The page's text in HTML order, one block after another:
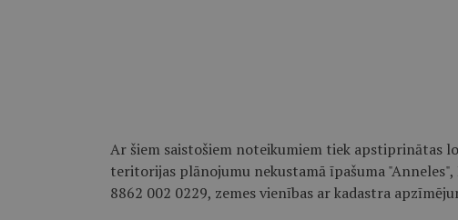
Ar šiem saistošiem noteikumiem tiek apstiprinātas
teritorijas plānojumu nekustamā īpašuma
8862 002 0229, zemes vienības ar kadastra